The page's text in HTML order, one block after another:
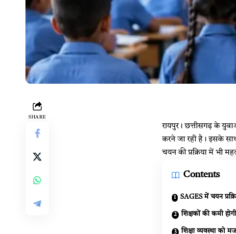
SHARE
रायपुर। छत्तीसगढ़ के
करने जा रही है। इसके साथ
चयन की प्रक्रिया में भी
Contents
SAGES में चयन
शिक्षकों की कमी
शिक्षा व्यवस्था को